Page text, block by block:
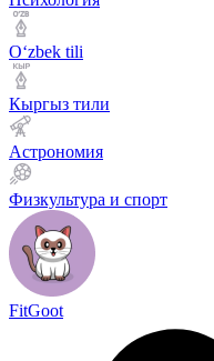
Оʻzbek tili
Кыргыз тили
Астрономия
Физкультура и спорт
FitGoot